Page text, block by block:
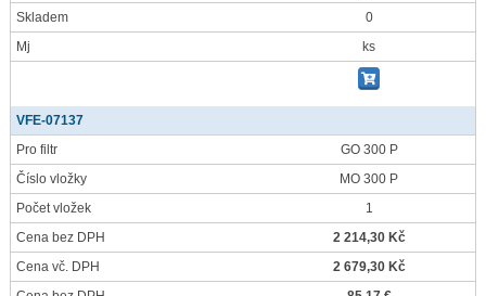
Skladem
0
Mj
ks
VFE-07137
Pro filtr
GO 300 P
Číslo vložky
MO 300 P
Počet vložek
1
Cena bez DPH
2 214,30 Kč
Cena vč. DPH
2 679,30 Kč